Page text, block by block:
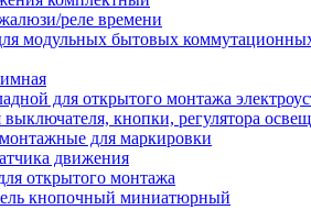
реле времени
модульных бытовых
для открытого монтажа
кнопки, регулятора
для маркировки
движения
открытого монтажа
кнопочный миниатюрный